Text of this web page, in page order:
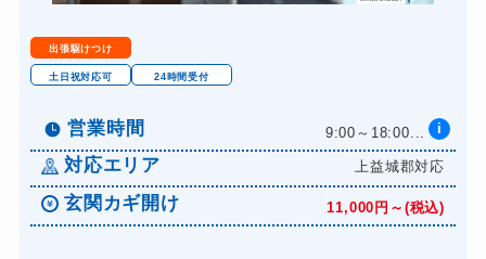
ドアノブカギ開け
ドアノブカギ作成
出張駆けつけ
土日祝対応可 24時間受付
営業時間 9:00～18:00... i
対応エリア 上益城郡対応
玄関カギ開け 11,000円～(税込)